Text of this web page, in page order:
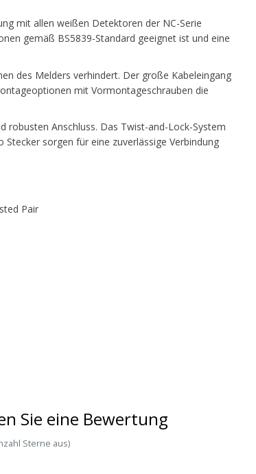
mit allen weißen Detektoren der NC-Serie
gemäß BS5839-Standard geeignet ist und eine
des Melders verhindert. Der große Kabeleingang
mit Vormontageschrauben die
robusten Anschluss. Das Twist-and-Lock-System
sorgen für eine zuverlässige Verbindung
Pair
Sie eine Bewertung
Sterne aus)